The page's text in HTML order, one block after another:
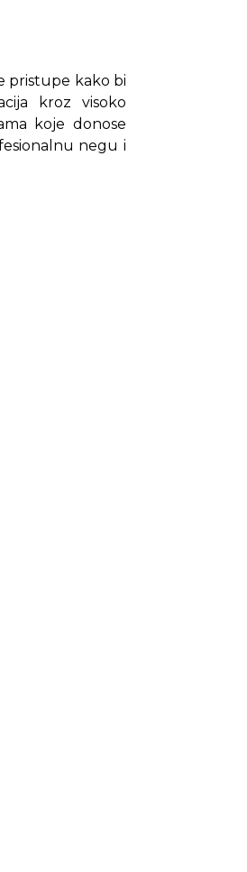
pristupe kako bi
kroz visoko
koje donose
negu i